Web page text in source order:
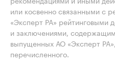
или косвенно связанными с
«Эксперт РА» рейтинговыми
и заключениями,
выпущенных АО «Эксперт
перечисленного.